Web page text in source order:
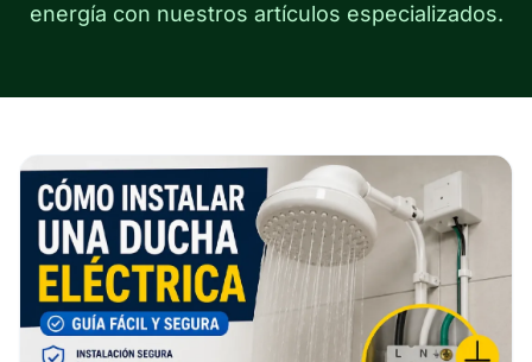
energía con nuestros artículos especializados.